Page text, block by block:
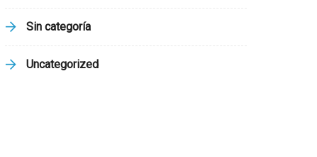
Sin categoría
Uncategorized